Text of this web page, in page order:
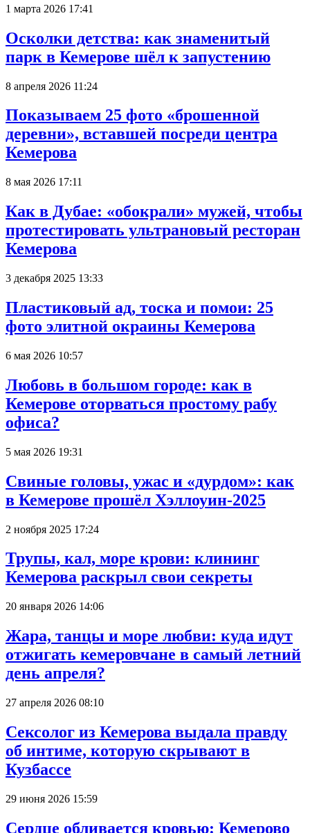
1 марта 2026 17:41
Осколки детства: как знаменитый
парк в Кемерове шёл к запустению
8 апреля 2026 11:24
Показываем 25 фото «брошенной
деревни», вставшей посреди центра
Кемерова
8 мая 2026 17:11
Как в Дубае: «обокрали» мужей, чтобы
протестировать ультрановый ресторан
Кемерова
3 декабря 2025 13:33
Пластиковый ад, тоска и помои: 25
фото элитной окраины Кемерова
6 мая 2026 10:57
Любовь в большом городе: как в
Кемерове оторваться простому рабу
офиса?
5 мая 2026 19:31
Свиные головы, ужас и «дурдом»: как
в Кемерове прошёл Хэллоуин-2025
2 ноября 2025 17:24
Трупы, кал, море крови: клининг
Кемерова раскрыл свои секреты
20 января 2026 14:06
Жара, танцы и море любви: куда идут
отжигать кемеровчане в самый летний
день апреля?
27 апреля 2026 08:10
Сексолог из Кемерова выдала правду
об интиме, которую скрывают в
Кузбассе
29 июня 2026 15:59
Сердце обливается кровью: Кемерово